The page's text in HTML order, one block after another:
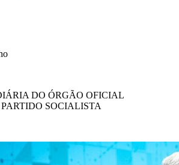
DO ÓRGÃO OFICIAL
SOCIALISTA